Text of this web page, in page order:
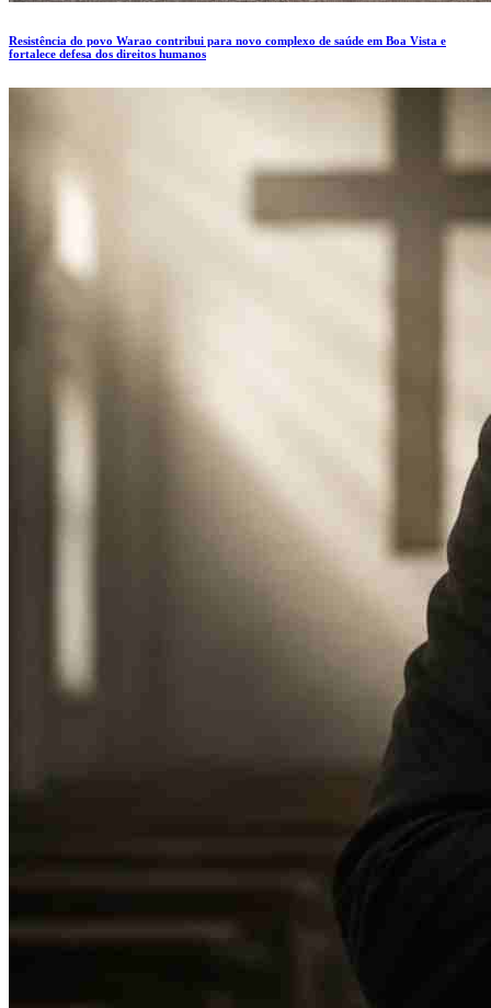
Resistência do povo Warao contribui para novo complexo de saúde em Boa Vista e
fortalece defesa dos direitos humanos